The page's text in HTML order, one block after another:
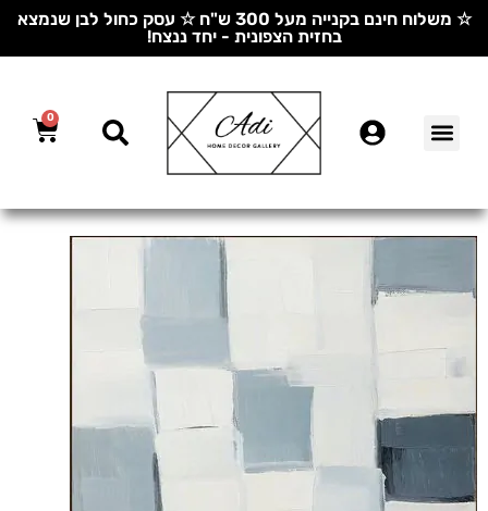
☆ משלוח חינם בקנייה מעל 300 ש"ח ☆ עסק כחול לבן שנמצא
בחזית הצפונית - יחד ננצח!
0